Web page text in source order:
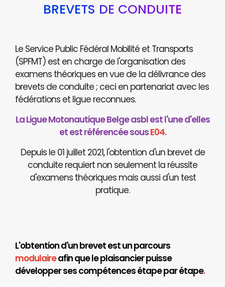
BREVETS DE CONDUITE
Le Service Public Fédéral Mobilité et Transports
(SPFMT) est en charge de l'organisation des
examens théoriques en vue de la délivrance des
brevets de conduite ; ceci en partenariat avec les
fédérations et ligue reconnues.
La Ligue Motonautique Belge asbl est l'une d'elles
et est référencée sousE04.
Depuis le 01 juillet 2021, l'obtention d'un brevet de
conduite requiert non seulement la réussite
d'examens théoriques mais aussi d'un test
pratique.
L'obtention d'un brevet est un parcours
modulaireafin que le plaisancier puisse
développer ses compétences étape par étape.